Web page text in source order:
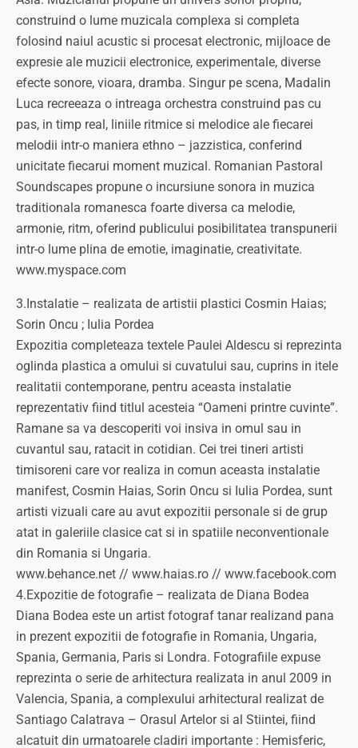
construind o lume muzicala complexa si completa
folosind naiul acustic si procesat electronic, mijloace de
expresie ale muzicii electronice, experimentale, diverse
efecte sonore, vioara, dramba. Singur pe scena, Madalin
Luca recreeaza o intreaga orchestra construind pas cu
pas, in timp real, liniile ritmice si melodice ale fiecarei
melodii intr-o maniera ethno – jazzistica, conferind
unicitate fiecarui moment muzical. Romanian Pastoral
Soundscapes propune o incursiune sonora in muzica
traditionala romanesca foarte diversa ca melodie,
armonie, ritm, oferind publicului posibilitatea transpunerii
intr-o lume plina de emotie, imaginatie, creativitate.
www.myspace.com
3.Instalatie – realizata de artistii plastici Cosmin Haias;
Sorin Oncu ; Iulia Pordea
Expozitia completeaza textele Paulei Aldescu si reprezinta
oglinda plastica a omului si cuvatului sau, cuprins in itele
realitatii contemporane, pentru aceasta instalatie
reprezentativ fiind titlul acesteia “Oameni printre cuvinte”.
Ramane sa va descoperiti voi insiva in omul sau in
cuvantul sau, ratacit in cotidian. Cei trei tineri artisti
timisoreni care vor realiza in comun aceasta instalatie
manifest, Cosmin Haias, Sorin Oncu si Iulia Pordea, sunt
artisti vizuali care au avut expozitii personale si de grup
atat in galeriile clasice cat si in spatiile neconventionale
din Romania si Ungaria.
www.behance.net // www.haias.ro // www.facebook.com
4.Expozitie de fotografie – realizata de Diana Bodea
Diana Bodea este un artist fotograf tanar realizand pana
in prezent expozitii de fotografie in Romania, Ungaria,
Spania, Germania, Paris si Londra. Fotografiile expuse
reprezinta o serie de arhitectura realizata in anul 2009 in
Valencia, Spania, a complexului arhitectural realizat de
Santiago Calatrava – Orasul Artelor si al Stiintei, fiind
alcatuit din urmatoarele cladiri importante : Hemisferic,